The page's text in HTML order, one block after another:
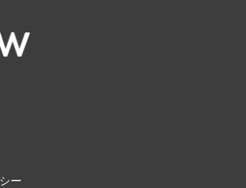
ー